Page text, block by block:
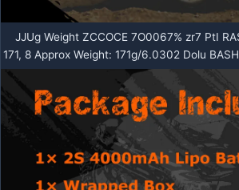
JJUg Weight ZCCOCE 7O0067% zr7 PtI
171, 8 Approx Weight: 171g/6.0302 Dolu